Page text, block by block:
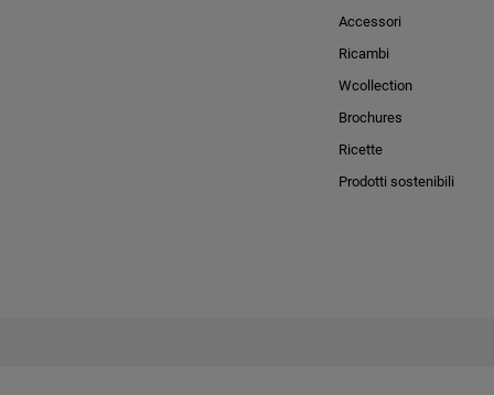
Accessori
Ricambi
Wcollection
Brochures
Ricette
Prodotti sostenibili